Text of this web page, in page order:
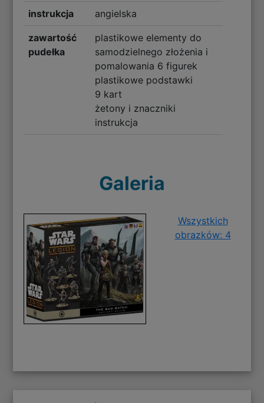
instrukcja angielska
zawartość
pudełka
plastikowe elementy do
samodzielnego złożenia i
pomalowania 6 figurek
plastikowe podstawki
9 kart
żetony i znaczniki
instrukcja
Galeria
Wszystkich
obrazków: 4